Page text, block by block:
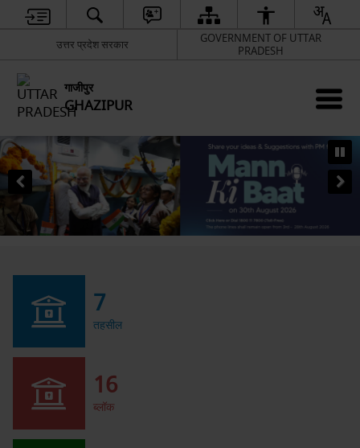
उत्तर प्रदेश सरकार
GOVERNMENT OF UTTAR
PRADESH
गाजीपुर
GHAZIPUR
7
तहसील
16
ब्लॉक